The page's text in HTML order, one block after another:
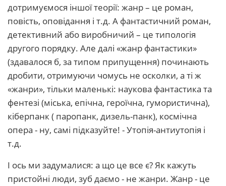
дотримуємося іншої теорії: жанр – це роман,
повість, оповідання і т.д. А фантастичний роман,
детективний або виробничий – це типологія
другого порядку. Але далі «жанр фантастики»
(здавалося б, за типом припущення) починають
дробити, отримуючи чомусь не осколки, а ті ж
«жанри», тільки маленькі: наукова фантастика та
фентезі (міська, епічна, героїчна, гумористична),
кіберпанк ( паропанк, дизель-панк), космічна
опера - ну, самі підказуйте! - Утопія-антиутопія і
т.д.
І ось ми задумалися: а що це все є? Як кажуть
пристойні люди, зуб даємо - не жанри. Жанр - це